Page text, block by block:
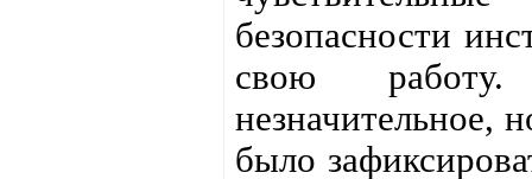
безопасности
свою
незначительное,
было